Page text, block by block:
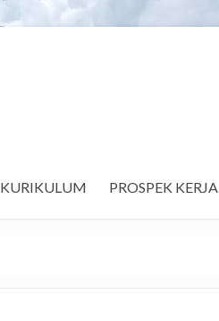
KURIKULUM PROSPEK KERJA